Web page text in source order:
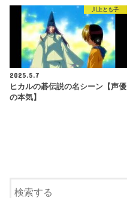
川上とも子
2025.5.7
ヒカルの碁伝説の名シーン【声優
の本気】